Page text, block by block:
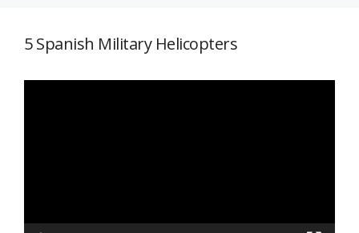
5 Spanish Military Helicopters